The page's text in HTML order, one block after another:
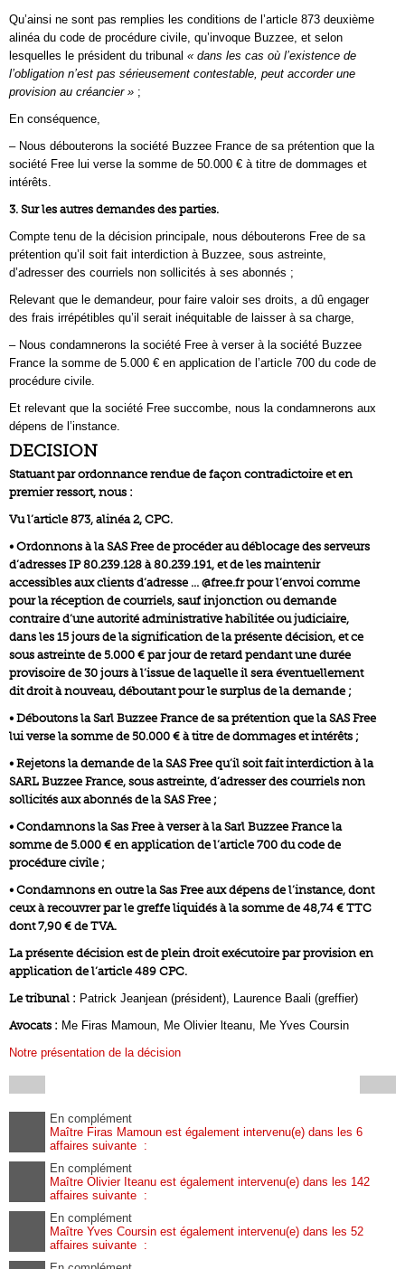
Qu’ainsi ne sont pas remplies les conditions de l’article 873 deuxième
alinéa du code de procédure civile, qu’invoque Buzzee, et selon
lesquelles le président du tribunal « dans les cas où l’existence de
l’obligation n’est pas sérieusement contestable, peut accorder une
provision au créancier » ;
En conséquence,
– Nous débouterons la société Buzzee France de sa prétention que la
société Free lui verse la somme de 50.000 € à titre de dommages et
intérêts.
3. Sur les autres demandes des parties.
Compte tenu de la décision principale, nous débouterons Free de sa
prétention qu’il soit fait interdiction à Buzzee, sous astreinte,
d’adresser des courriels non sollicités à ses abonnés ;
Relevant que le demandeur, pour faire valoir ses droits, a dû engager
des frais irrépétibles qu’il serait inéquitable de laisser à sa charge,
– Nous condamnerons la société Free à verser à la société Buzzee
France la somme de 5.000 € en application de l’article 700 du code de
procédure civile.
Et relevant que la société Free succombe, nous la condamnerons aux
dépens de l’instance.
DECISION
Statuant par ordonnance rendue de façon contradictoire et en
premier ressort, nous :
Vu l’article 873, alinéa 2, CPC.
• Ordonnons à la SAS Free de procéder au déblocage des serveurs
d’adresses IP 80.239.128 à 80.239.191, et de les maintenir
accessibles aux clients d’adresse … @free.fr pour l’envoi comme
pour la réception de courriels, sauf injonction ou demande
contraire d’une autorité administrative habilitée ou judiciaire,
dans les 15 jours de la signification de la présente décision, et ce
sous astreinte de 5.000 € par jour de retard pendant une durée
provisoire de 30 jours à l’issue de laquelle il sera éventuellement
dit droit à nouveau, déboutant pour le surplus de la demande ;
• Déboutons la Sarl Buzzee France de sa prétention que la SAS Free
lui verse la somme de 50.000 € à titre de dommages et intérêts ;
• Rejetons la demande de la SAS Free qu’il soit fait interdiction à la
SARL Buzzee France, sous astreinte, d’adresser des courriels non
sollicités aux abonnés de la SAS Free ;
• Condamnons la Sas Free à verser à la Sarl Buzzee France la
somme de 5.000 € en application de l’article 700 du code de
procédure civile ;
• Condamnons en outre la Sas Free aux dépens de l’instance, dont
ceux à recouvrer par le greffe liquidés à la somme de 48,74 € TTC
dont 7,90 € de TVA.
La présente décision est de plein droit exécutoire par provision en
application de l’article 489 CPC.
Le tribunal : Patrick Jeanjean (président), Laurence Baali (greffier)
Avocats : Me Firas Mamoun, Me Olivier lteanu, Me Yves Coursin
Notre présentation de la décision
En complément
Maître Firas Mamoun est également intervenu(e) dans les 6
affaires suivante :
En complément
Maître Olivier Iteanu est également intervenu(e) dans les 142
affaires suivante :
En complément
Maître Yves Coursin est également intervenu(e) dans les 52
affaires suivante :